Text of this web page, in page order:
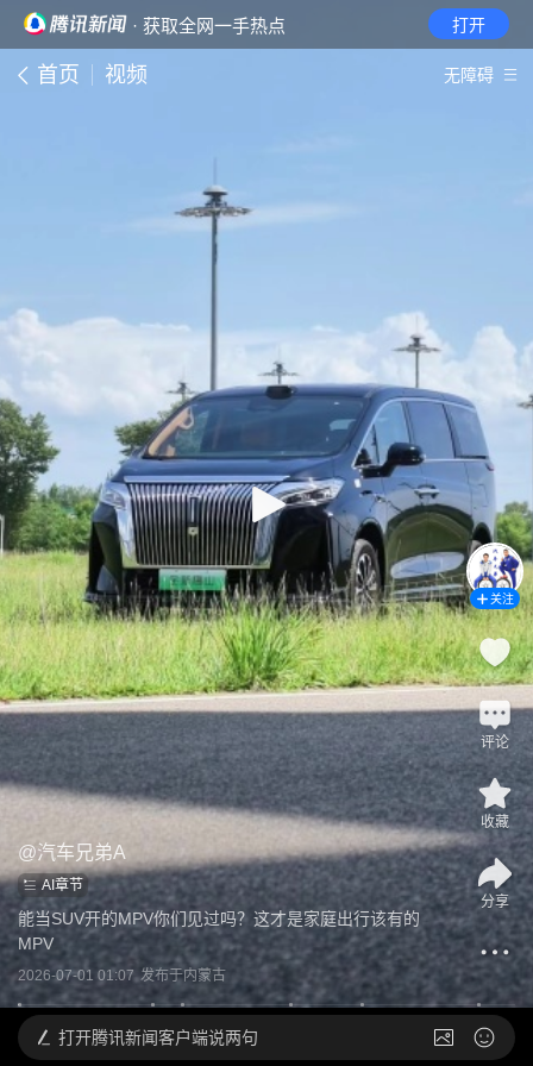
· 获取全网一手热点 打开
首页 视频 无障碍
@汽车兄弟A
AI章节
能当SUV开的MPV你们见过吗？这才是家庭出行该有的
MPV
2026-07-01 01:07 发布于内蒙古
关注
评论
收藏
分享
打开腾讯新闻客户端说两句